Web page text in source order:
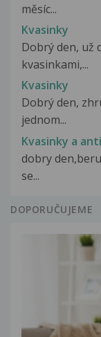
měsíc...
Kvasinky
Dobrý den, už
kvasinkami,...
Kvasinky
Dobrý den,
jednom...
Kvasinky a
dobry
se...
DOPORUČUJEME